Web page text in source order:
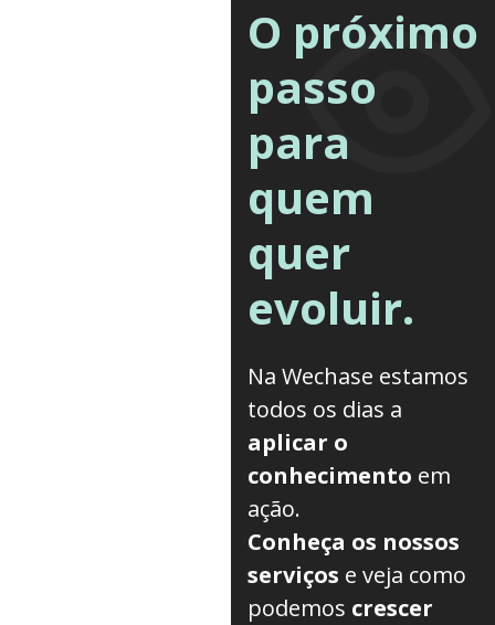
O próximo
passo
para
quem
quer
evoluir.
Na Wechase estamos
todos os dias a
aplicar o
conhecimento em
ação.
Conheça os nossos
serviços e veja como
podemos crescer